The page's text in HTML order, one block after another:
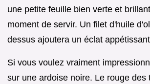
une petite feuille bien verte et
moment de servir. Un filet d'huile
dessus ajoutera un éclat
Si vous voulez vraiment
sur une ardoise noire. Le rouge des